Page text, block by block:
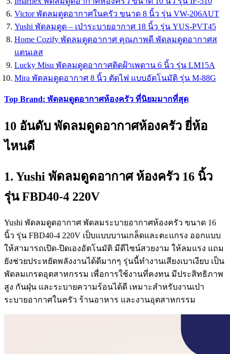
Victor พัดลมดูดอากาศในครัว ขนาด 8 นิ้ว รุ่น VW-206AUT
Yushi พัดลมดูด – เป่าระบายอากาศ 18 นิ้ว รุ่น YUS-PVT45
Home Cozify พัดลมดูดอากาศ คุณภาพดี พัดลมดูดอากาศส
แตนเลส
Lucky Misu พัดลมดูดอากาศติดฝ้าเพดาน 6 นิ้ว รุ่น LM15A
Mira พัดลมดูดอากาศ 8 นิ้ว ตัดไฟ แบบอัตโนมัติ รุ่น M-88G
Top Brand: พัดลมดูดอากาศห้องครัว ที่นิยมมากที่สุด
10 อันดับ พัดลมดูดอากาศห้องครัว ยี่ห้อ
ไหนดี
1. Yushi พัดลมดูดอากาศ ห้องครัว 16 นิ้ว
รุ่น FBD40-4 220V
Yushi พัดลมดูดอากาศ พัดลมระบายอากาศห้องครัว ขนาด 16
นิ้ว รุ่น FBD40-4 220V เป็บแบบบานเกล็ดและตะแกรง ออกแบบ
ให้สามารถเปิด-ปิดเองอัตโนมัติ มีดีไซน์สวยงาม ให้ลมแรง แถม
ยังช่วยประหยัดพลังงานได้ดีมากๆ รุ่นนี้ทำงานเสียงเบาเงียบ เป็น
พัดลมเกรดอุตสาหกรรม เพื่อการใช้งานที่คงทน มีประสิทธิภาพ
สูง กันฝุ่น และระบายความร้อนได้ดี เหมาะสำหรับงานเป่า
ระบายอากาศในครัว ร้านอาหาร และงานอุตสาหกรรม